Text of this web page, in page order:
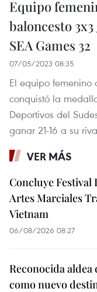
Equipo
baloncesto
SEA Games 32
07/05/2023 08:35
El equipo femenino
conquistó la
Deportivos del
ganar 21-16 a su
VER MÁS
Concluye
Artes Marciales
Vietnam
06/08/2026 08:27
Reconocida aldea
como nuevo